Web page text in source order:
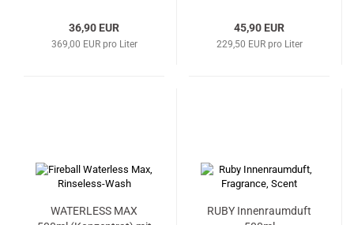
36,90 EUR
369,00 EUR pro Liter
45,90 EUR
229,50 EUR pro Liter
WATERLESS MAX
RUBY Innenraumduft